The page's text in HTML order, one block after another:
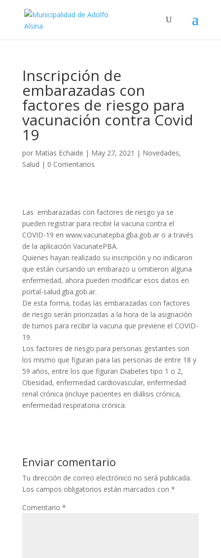
Inscripción de
embarazadas con
factores de riesgo para
vacunación contra Covid
19
por Matías Echaide | May 27, 2021 | Novedades,
Salud | 0 Comentarios
Las embarazadas con factores de riesgo ya se
pueden registrar para recibir la vacuna contra el
COVID-19 en www.vacunatepba.gba.gob.ar o a través
de la aplicación VacunatePBA.
Quienes hayan realizado su inscripción y no indicaron
que están cursando un embarazo u omitieron alguna
enfermedad, ahora pueden modificar esos datos en
portal-salud.gba.gob.ar.
De esta forma, todas las embarazadas con factores
de riesgo serán priorizadas a la hora de la asignación
de turnos para recibir la vacuna que previene el COVID-
19.
Los factores de riesgo para personas gestantes son
los mismo que figuran para las personas de entre 18 y
59 años, entre los que figuran Diabetes tipo 1 o 2,
Obesidad, enfermedad cardiovascular, enfermedad
renal crónica (incluye pacientes en diálisis crónica,
enfermedad respiratoria crónica.
Enviar comentario
Tu dirección de correo electrónico no será publicada.
Los campos obligatorios están marcados con *
Comentario *